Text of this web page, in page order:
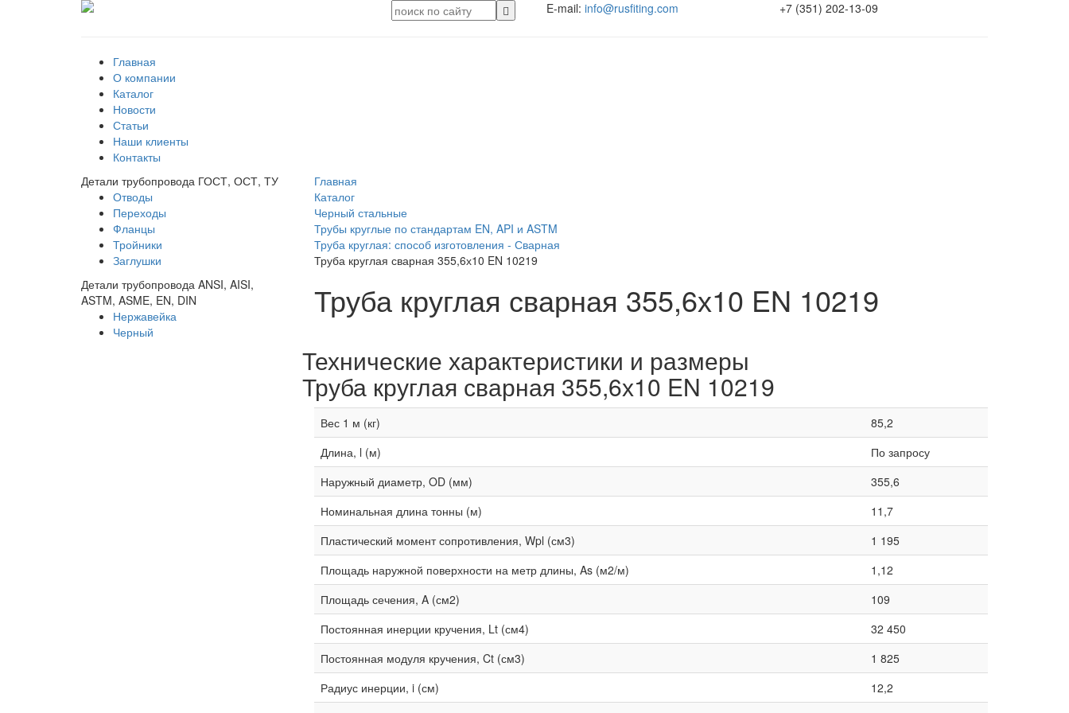
E-mail: info@rusfiting.com +7 (351) 202-13-09
Главная
О компании
Каталог
Новости
Статьи
Наши клиенты
Контакты
Детали трубопровода ГОСТ, ОСТ, ТУ
Отводы
Переходы
Фланцы
Тройники
Заглушки
Детали трубопровода ANSI, AISI,
ASTM, ASME, EN, DIN
Нержавейка
Черный
Главная
Каталог
Черный стальные
Трубы круглые по стандартам EN, API и ASTM
Труба круглая: способ изготовления - Сварная
Труба круглая сварная 355,6х10 EN 10219
Труба круглая сварная 355,6х10 EN 10219
Технические характеристики и размеры
Труба круглая сварная 355,6х10 EN 10219
Вес 1 м (кг)
85,2
Длина, l (м)
По запросу
Наружный диаметр, OD (мм)
355,6
Номинальная длина тонны (м)
11,7
Пластический момент сопротивления, Wpl (см3)
1 195
Площадь наружной поверхности на метр длины, As (м2/м)
1,12
Площадь сечения, A (см2)
109
Постоянная инерции кручения, Lt (см4)
32 450
Постоянная модуля кручения, Ct (см3)
1 825
Радиус инерции, i (см)
12,2